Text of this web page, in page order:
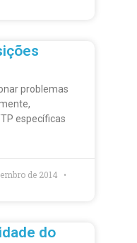
problemas
específicas
de 2014
do